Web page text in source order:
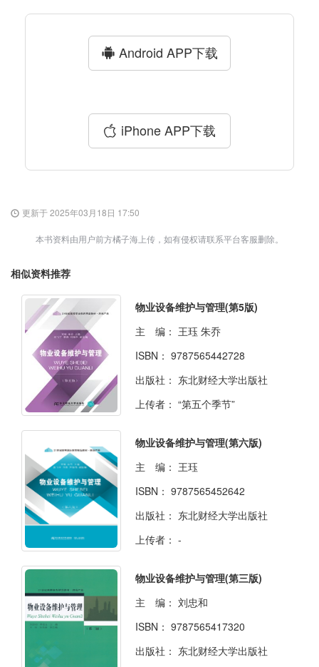
Android APP下载
iPhone APP下载
更新于 2025年03月18日 17:50
本书资料由用户前方橘子海上传，如有侵权请联系平台客服删除。
相似资料推荐
物业设备维护与管理(第5版)
主 编： 王珏 朱乔
ISBN： 9787565442728
出版社： 东北财经大学出版社
上传者： “第五个季节”
物业设备维护与管理(第六版)
主 编： 王珏
ISBN： 9787565452642
出版社： 东北财经大学出版社
上传者： -
物业设备维护与管理(第三版)
主 编： 刘忠和
ISBN： 9787565417320
出版社： 东北财经大学出版社